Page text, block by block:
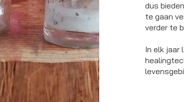
dus
te gaan
verder te
In elk jaar